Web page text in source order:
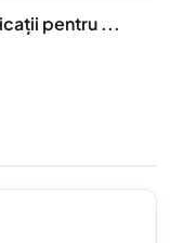
pentru ...